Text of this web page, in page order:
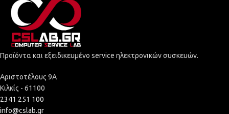
Προϊόντα και εξειδικευμένο service ηλεκτρονικών συσκευών.
Αριστοτέλους 9Α
Κιλκίς - 61100
2341 251 100
info@cslab.gr